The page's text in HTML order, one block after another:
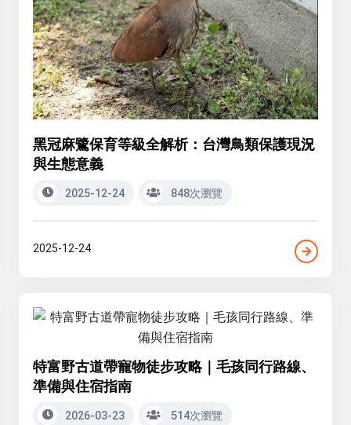
黑冠麻鷺保育等級全解析：台灣鳥類保護現況
與生態意義
2025-12-24 848次瀏覽
2025-12-24
特富野古道帶寵物徒步攻略｜毛孩同行路線、
準備與住宿指南
2026-03-23 514次瀏覽